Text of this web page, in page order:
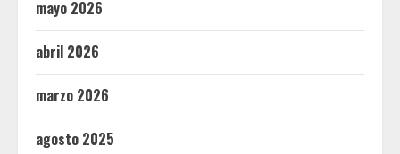
mayo 2026
abril 2026
marzo 2026
agosto 2025